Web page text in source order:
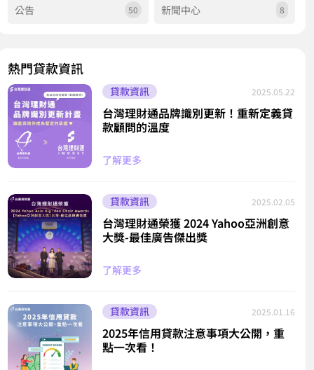
公告 50 新聞中心 8
熱門貸款資訊
貸款資訊 2025.05.22
台灣理財通品牌識別更新！重新定義貸
款顧問的溫度
了解更多
貸款資訊 2025.02.05
台灣理財通榮獲 2024 Yahoo亞洲創意
大獎-最佳廣告傑出獎
了解更多
貸款資訊 2025.01.16
2025年信用貸款注意事項大公開，重
點一次看！